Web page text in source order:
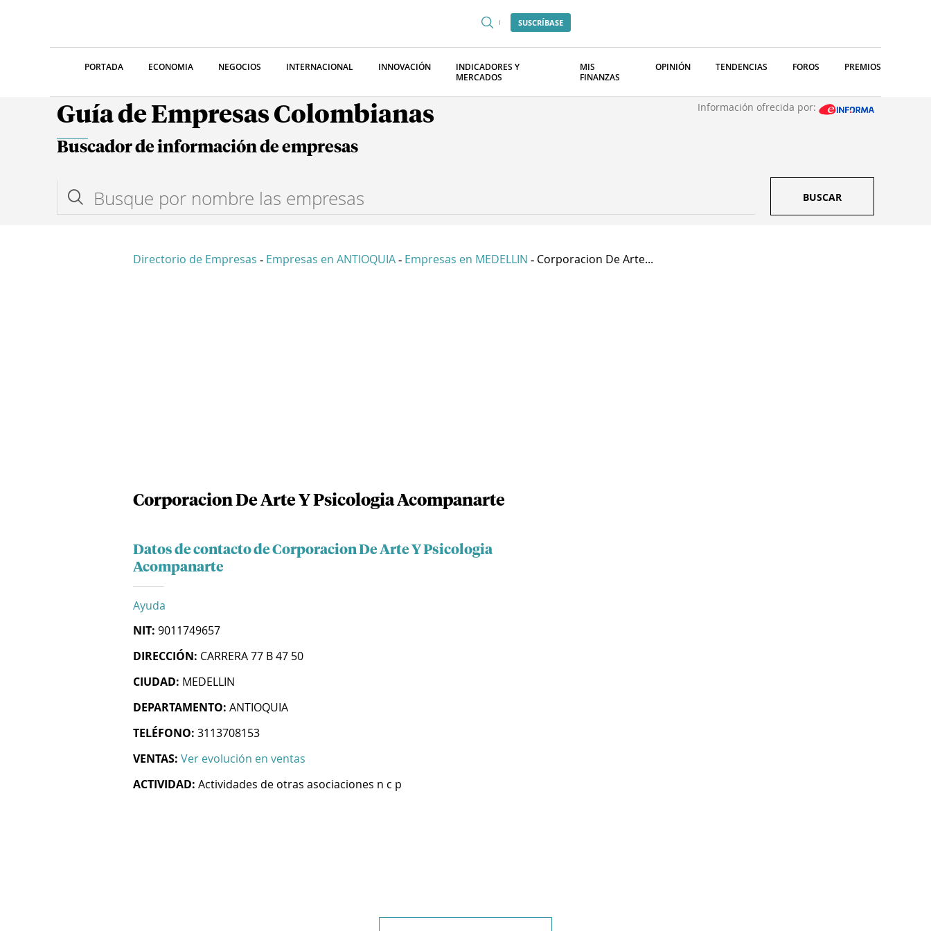
SUSCRÍBASE
PORTADA ECONOMIA NEGOCIOS INTERNACIONAL INNOVACIÓN
INDICADORES Y
MERCADOS
MIS
FINANZAS
OPINIÓN TENDENCIAS FOROS PREMIOS
Guía de Empresas Colombianas Información ofrecida por:
Buscador de información de empresas
BUSCAR
Directorio de Empresas - Empresas en ANTIOQUIA - Empresas en MEDELLIN - Corporacion De Arte...
Corporacion De Arte Y Psicologia Acompanarte
Datos de contacto de Corporacion De Arte Y Psicologia
Acompanarte
Ayuda
NIT: 9011749657
DIRECCIÓN: CARRERA 77 B 47 50
CIUDAD: MEDELLIN
DEPARTAMENTO: ANTIOQUIA
TELÉFONO: 3113708153
VENTAS: Ver evolución en ventas
ACTIVIDAD: Actividades de otras asociaciones n c p